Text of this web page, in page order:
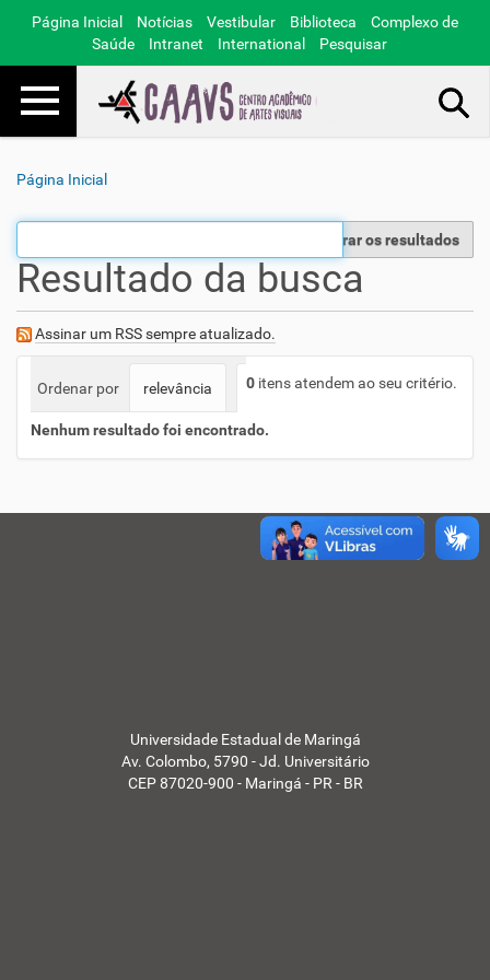
Página Inicial Notícias Vestibular Biblioteca
Complexo de
Saúde
Intranet International Pesquisar
Toggle navigation
Página Inicial
Filtrar os resultados
Resultado da busca
Assinar um RSS sempre atualizado.
0 itens atendem ao seu critério.
Ordenar por relevância data (mais recente primeiro)
Nenhum resultado foi encontrado.
Universidade Estadual de Maringá
Av. Colombo, 5790 - Jd. Universitário
CEP 87020-900 - Maringá - PR - BR